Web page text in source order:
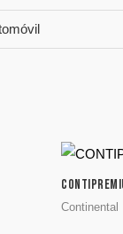
Continental